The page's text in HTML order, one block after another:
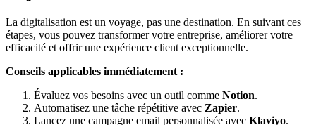
La digitalisation est un voyage, pas une destination. En suivant ces
étapes, vous pouvez transformer votre entreprise, améliorer votre
efficacité et offrir une expérience client exceptionnelle.
Conseils applicables immédiatement :
Évaluez vos besoins avec un outil comme Notion.
Automatisez une tâche répétitive avec Zapier.
Lancez une campagne email personnalisée avec Klaviyo.